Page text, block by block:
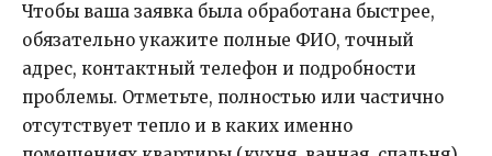
Чтобы ваша заявка была обработана быстрее,
обязательно укажите полные ФИО, точный
адрес, контактный телефон и подробности
проблемы. Отметьте, полностью или частично
отсутствует тепло и в каких именно